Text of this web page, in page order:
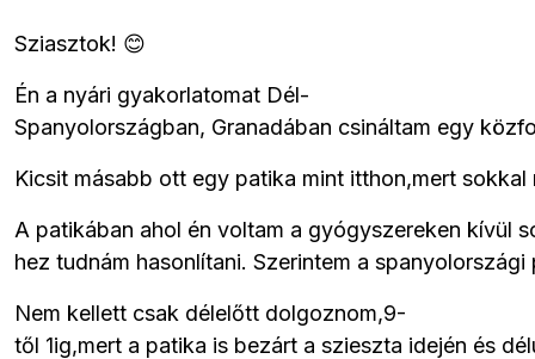
Sziasztok! 😊
Én a nyári gyakorlatomat Dél-
Spanyolországban, Granadában csináltam egy
Kicsit másabb ott egy patika mint itthon,mert
A patikában ahol én voltam a gyógyszereken kívül
hez tudnám hasonlítani. Szerintem a
Nem kellett csak délelőtt dolgoznom,9-
től 1ig,mert a patika is bezárt a szieszta idején és